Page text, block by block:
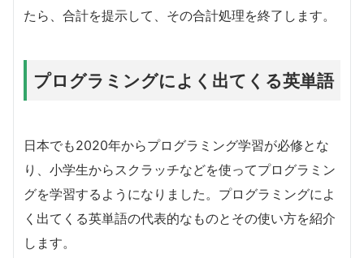
たら、合計を提示して、その合計処理を終了します。
プログラミングによく出てくる英単語
日本でも2020年からプログラミング学習が必修とな
り、小学生からスクラッチなどを使ってプログラミン
グを学習するようになりました。プログラミングによ
く出てくる英単語の代表的なものとその使い方を紹介
します。